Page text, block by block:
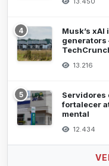
4
Musk’s
generators
13.216
5
Servidores
fortalecer
mental
12.434